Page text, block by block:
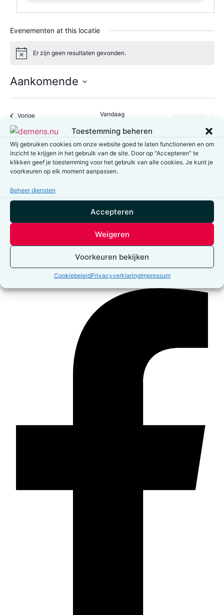
Toestemming beheren
Wij gebruiken cookies om onze website goed te laten functioneren en om
inzicht te krijgen in het gebruik van de site. Door op "Accepteren" te
klikken geef je toestemming voor het gebruik van alle cookies. Je kunt je
voorkeuren op elk moment aanpassen.
Beheer diensten
Accepteren
Weigeren
Voorkeuren bekijken
CookiebeleidPrivacyverklaringImpressum
Evenementen at this locatie
BerichtEr zijn geen resultaten gevonden.
Aankomende
een
VorigeEvenementen Vandaag
Abonneer op kalender
deMens.nu is de koepel van vrijzinnige verenigingen in
Vlaanderen en Brussel
Facebook-f